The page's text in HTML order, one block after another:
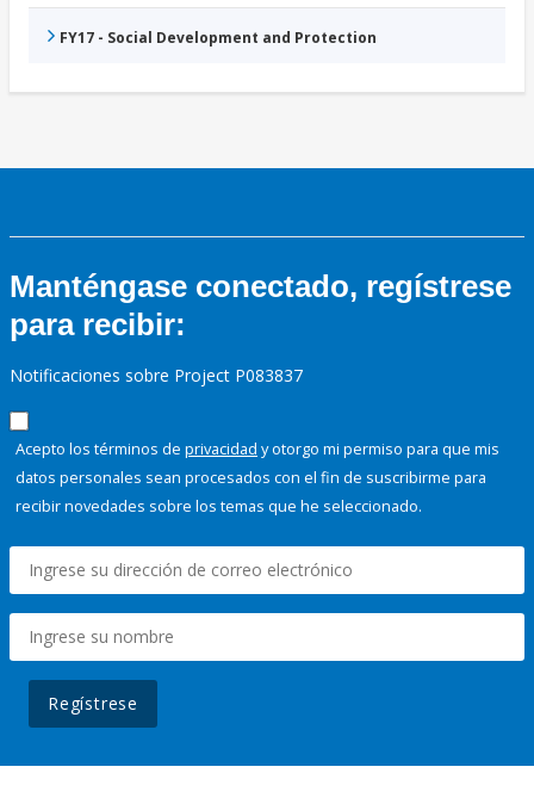
FY17 - Social Development and Protection
Manténgase conectado, regístrese
para recibir:
Notificaciones sobre Project P083837
Acepto los términos de privacidad y otorgo mi permiso para que mis
datos personales sean procesados con el fin de suscribirme para
recibir novedades sobre los temas que he seleccionado.
Regístrese